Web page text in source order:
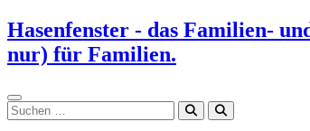
Zum
Inhalt
springen
Hasenfenster - das Familien-
nur) für Familien.
Suchen